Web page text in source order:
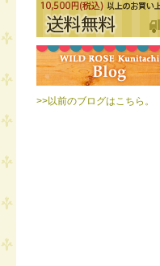
>>以前のブログはこちら。